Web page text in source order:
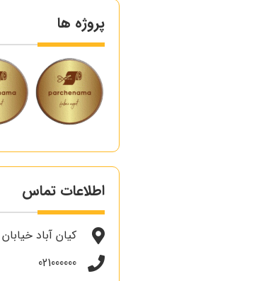
پروژه ها
اطلاعات تماس
کیان آباد خیابان 28 شرقی
021000000